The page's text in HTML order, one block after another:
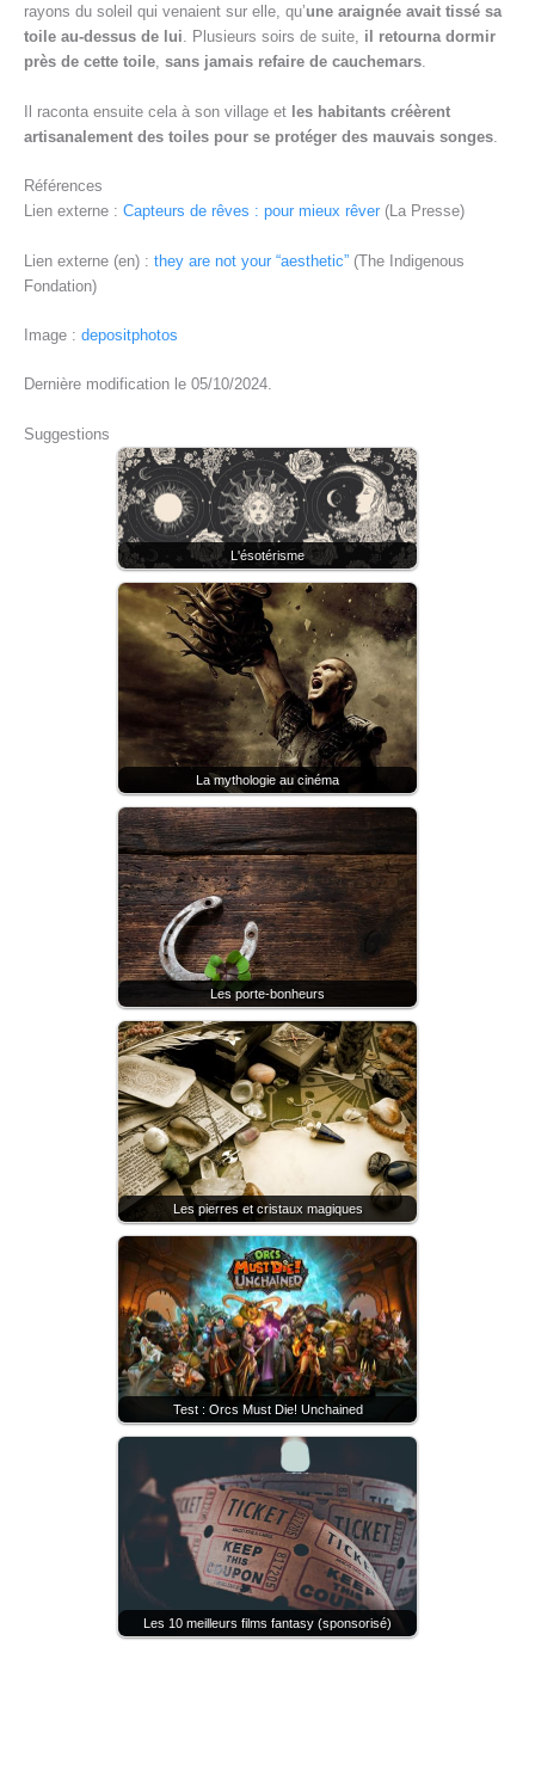
rayons du soleil qui venaient sur elle, qu’une araignée avait tissé sa
toile au-dessus de lui. Plusieurs soirs de suite, il retourna dormir
près de cette toile, sans jamais refaire de cauchemars.
Il raconta ensuite cela à son village et les habitants créèrent
artisanalement des toiles pour se protéger des mauvais songes
Références
Lien externe : Capteurs de rêves : pour mieux rêver (La Presse)
Lien externe (en) : they are not your “aesthetic” (The Indigenous
Fondation)
Image : depositphotos
Dernière modification le 05/10/2024.
Suggestions
L'ésotérisme
La mythologie au cinéma
Les porte-bonheurs
Les pierres et cristaux magiques
Test : Orcs Must Die! Unchained
Les 10 meilleurs films fantasy (sponsorisé)